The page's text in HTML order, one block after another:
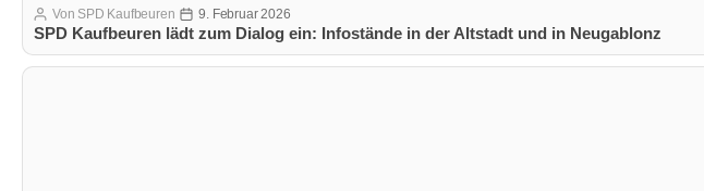
SPD Kaufbeuren lädt zum Dialog ein: Infostände in der Altstadt und in Neugablonz
Beitragsautor
Von SPD Kaufbeuren Veröffentlichungsdatum
9. Februar 2026